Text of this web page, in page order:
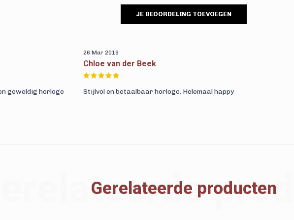
JE BEOORDELING TOEVOEGEN
geweldig horloge
26 Mar 2019
Chloe van der Beek
Stijlvol en betaalbaar horloge. Helemaal happy
Gerelateerde producten